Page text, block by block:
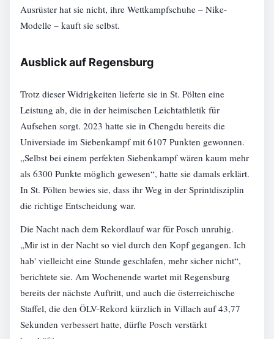
Ausrüster hat sie nicht, ihre Wettkampfschuhe – Nike-
Modelle – kauft sie selbst.
Ausblick auf Regensburg
Trotz dieser Widrigkeiten lieferte sie in St. Pölten eine
Leistung ab, die in der heimischen Leichtathletik für
Aufsehen sorgt. 2023 hatte sie in Chengdu bereits die
Universiade im Siebenkampf mit 6107 Punkten gewonnen.
„Selbst bei einem perfekten Siebenkampf wären kaum mehr
als 6300 Punkte möglich gewesen“, hatte sie damals erklärt.
In St. Pölten bewies sie, dass ihr Weg in der Sprintdisziplin
die richtige Entscheidung war.
Die Nacht nach dem Rekordlauf war für Posch unruhig.
„Mir ist in der Nacht so viel durch den Kopf gegangen. Ich
hab' vielleicht eine Stunde geschlafen, mehr sicher nicht“,
berichtete sie. Am Wochenende wartet mit Regensburg
bereits der nächste Auftritt, und auch die österreichische
Staffel, die den ÖLV-Rekord kürzlich in Villach auf 43,77
Sekunden verbessert hatte, dürfte Posch verstärkt